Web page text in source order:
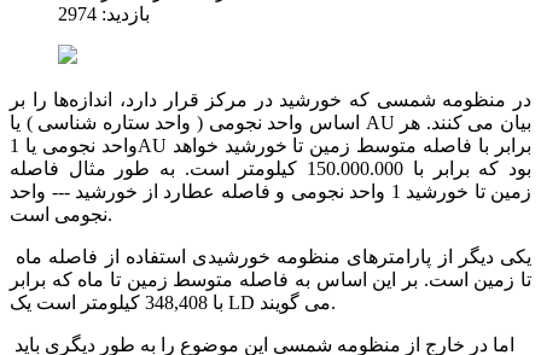
بازدید: 2974
در منظومه شمسی که خورشید در مرکز قرار دارد، اندازه‌ها را بر
اساس واحد نجومی ( واحد ستاره شناسی ) یا AU بیان می کنند. هر
واحد نجومی یا 1AU برابر با فاصله متوسط زمین تا خورشید خواهد
بود که برابر با 150.000.000 کیلومتر است. به طور مثال فاصله
زمین تا خورشید 1 واحد نجومی و فاصله عطارد از خورشید --- واحد
نجومی است.
تا زمین است. بر این اساس به فاصله متوسط زمین تا ماه که برابر
با 348,408 کیلومتر است یک LD می گویند.